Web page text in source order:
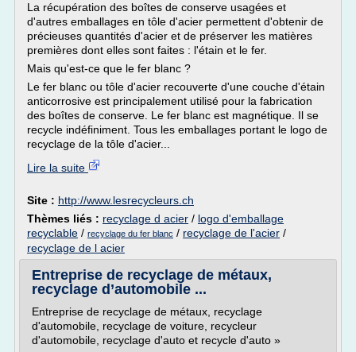
La récupération des boîtes de conserve usagées et
d'autres emballages en tôle d'acier permettent d'obtenir de
précieuses quantités d'acier et de préserver les matières
premières dont elles sont faites : l'étain et le fer.
Mais qu'est-ce que le fer blanc ?
Le fer blanc ou tôle d'acier recouverte d'une couche d'étain
anticorrosive est principalement utilisé pour la fabrication
des boîtes de conserve. Le fer blanc est magnétique. Il se
recycle indéfiniment. Tous les emballages portant le logo de
recyclage de la tôle d'acier...
Lire la suite
Site : http://www.lesrecycleurs.ch
Thèmes liés : recyclage d acier / logo d'emballage
recyclable / recyclage du fer blanc / recyclage de l'acier /
recyclage de l acier
Entreprise de recyclage de métaux,
recyclage d’automobile ...
Entreprise de recyclage de métaux, recyclage
d'automobile, recyclage de voiture, recycleur
d'automobile, recyclage d'auto et recycle d'auto »